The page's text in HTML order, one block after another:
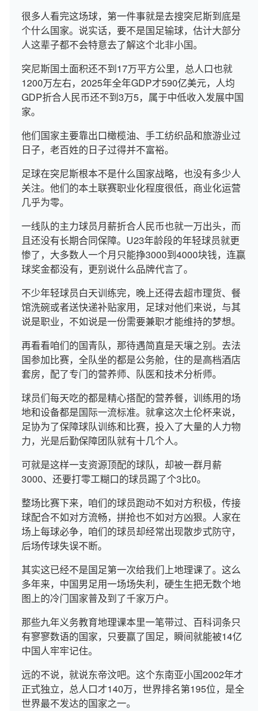
很多人看完这场球，第一件事就是去搜突尼斯到底是
个什么国家。说实话，要不是国足输球，估计大部分
人这辈子都不会特意去了解这个北非小国。
突尼斯国土面积还不到17万平方公里，总人口也就
1200万左右，2025年全年GDP才590亿美元，人均
GDP折合人民币还不到3万5，属于中低收入发展中国
家。
他们国家主要靠出口橄榄油、手工纺织品和旅游业过
日子，老百姓的日子过得并不富裕。
足球在突尼斯根本不是什么国家战略，也没有多少人
关注。他们的本土联赛职业化程度很低，商业化运营
几乎为零。
一线队的主力球员月薪折合人民币也就一万出头，而
且还没有长期合同保障。U23年龄段的年轻球员就更
惨了，大多数人一个月只能挣3000到4000块钱，连赢
球奖金都没有，更别说什么品牌代言了。
不少年轻球员白天训练完，晚上还得去超市理货、餐
馆洗碗或者送快递补贴家用，足球对他们来说，与其
说是职业，不如说是一份需要兼职才能维持的梦想。
再看看咱们的国青队，那待遇简直是天壤之别。去法
国参加比赛，全队坐的都是公务舱，住的是高档酒店
套房，配了专门的营养师、队医和技术分析师。
球员们每天吃的都是精心搭配的营养餐，训练用的场
地和设备都是国际一流标准。就拿这次土伦杯来说，
足协为了保障球队训练和比赛，投入了大量的人力物
力，光是后勤保障团队就有十几个人。
可就是这样一支资源顶配的球队，却被一群月薪
3000、还要打零工糊口的球员踢了个3比0。
整场比赛下来，咱们的球员跑动不如对方积极，传接
球配合不如对方流畅，拼抢也不如对方凶狠。人家在
场上每球必争，咱们的球员却经常出现散步式防守，
后场传球失误不断。
其实这已经不是国足第一次给我们上地理课了。这么
多年来，中国男足用一场场失利，硬生生把无数个地
图上的冷门国家普及到了千家万户。
那些九年义务教育地理课本里一笔带过、百科词条只
有寥寥数语的国家，只要赢了国足，瞬间就能被14亿
中国人牢牢记住。
远的不说，就说东帝汶吧。这个东南亚小国2002年才
正式独立，总人口才140万，世界排名第195位，是全
世界最不发达的国家之一。